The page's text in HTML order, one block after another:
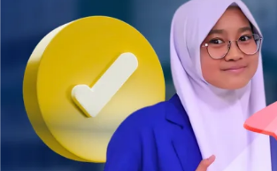
OUR PROGRAM
REGISTRATION